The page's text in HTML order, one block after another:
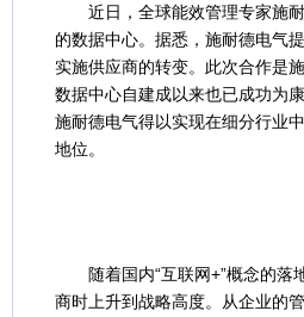
近日，全球能效管理专家施耐
的数据中心。据悉，施耐德电气
实施供应商的转变。此次合作是
数据中心自建成以来也已成功为
施耐德电气得以实现在细分行业
地位。
随着国内“互联网+”概念的落
商时上升到战略高度。从企业的